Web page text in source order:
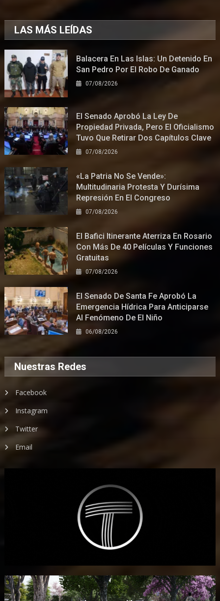
LAS MÁS LEÍDAS
Balacera En Las Islas: Un Detenido En
San Pedro Por El Robo De Ganado
07/08/2026
El Senado Aprobó La Ley De
Propiedad Privada, Pero El Oficialismo
Tuvo Que Retirar Dos Capítulos Clave
07/08/2026
«La Patria No Se Vende»:
Multitudinaria Protesta Y Durísima
Represión En El Congreso
07/08/2026
El Bafici Itinerante Aterriza En Rosario
Con Más De 40 Películas Y Funciones
Gratuitas
07/08/2026
El Senado De Santa Fe Aprobó La
Emergencia Hídrica Para Anticiparse
Al Fenómeno De El Niño
06/08/2026
Nuestras Redes
Facebook
Instagram
Twitter
Email